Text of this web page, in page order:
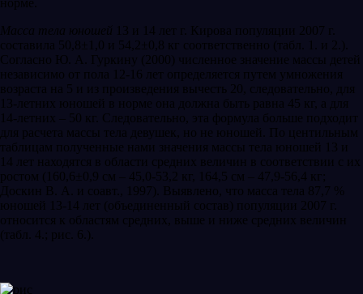
норме.
Масса тела юношей 13 и 14 лет г. Кирова популяции 2007 г.
составила 50,8±1,0 и 54,2±0,8 кг соответственно (табл. 1. и 2.).
Согласно Ю. А. Гуркину (2000) численное значение массы детей
независимо от пола 12-16 лет определяется путем умножения
возраста на 5 и из произведения вычесть 20, следовательно, для
13-летних юношей в норме она должна быть равна 45 кг, а для
14-летних – 50 кг. Следовательно, эта формула больше подходит
для расчета массы тела девушек, но не юношей. По центильным
таблицам полученные нами значения массы тела юношей 13 и
14 лет находятся в области средних величин в соответствии с их
ростом (160,6±0,9 см – 45,0-53,2 кг, 164,5 см – 47,9-56,4 кг;
Доскин В. А. и соавт., 1997). Выявлено, что масса тела 87,7 %
юношей 13-14 лет (объединенный состав) популяции 2007 г.
относится к областям средних, выше и ниже средних величин
(табл. 4.; рис. 6.).